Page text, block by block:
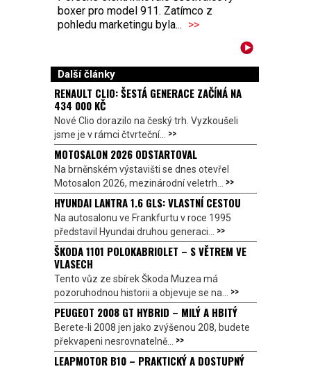
boxer pro model 911. Zatímco z
pohledu marketingu byla... >>
Další články
RENAULT CLIO: ŠESTÁ GENERACE ZAČÍNÁ NA
434 000 KČ
Nové Clio dorazilo na český trh. Vyzkoušeli
jsme je v rámci čtvrteční... >>
MOTOSALON 2026 ODSTARTOVAL
Na brněnském výstavišti se dnes otevřel
Motosalon 2026, mezinárodní veletrh... >>
HYUNDAI LANTRA 1.6 GLS: VLASTNÍ CESTOU
Na autosalonu ve Frankfurtu v roce 1995
představil Hyundai druhou generaci... >>
ŠKODA 1101 POLOKABRIOLET – S VĚTREM VE
VLASECH
Tento vůz ze sbírek Škoda Muzea má
pozoruhodnou historii a objevuje se na... >>
PEUGEOT 2008 GT HYBRID – MILÝ A HBITÝ
Berete-li 2008 jen jako zvýšenou 208, budete
překvapeni nesrovnatelně... >>
LEAPMOTOR B10 – PRAKTICKÝ A DOSTUPNÝ